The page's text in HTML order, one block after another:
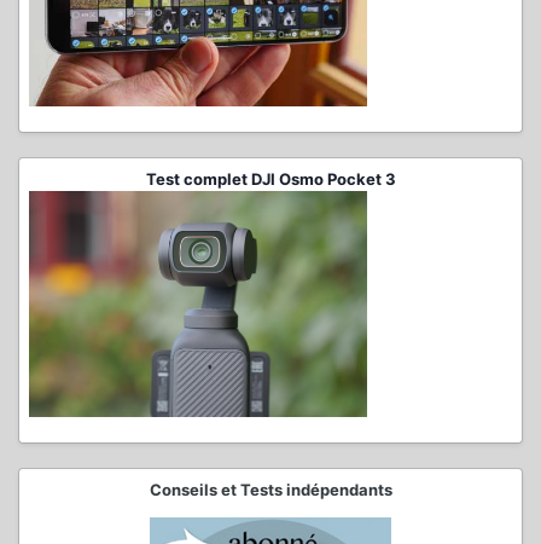
Test complet DJI Osmo Pocket 3
Conseils et Tests indépendants